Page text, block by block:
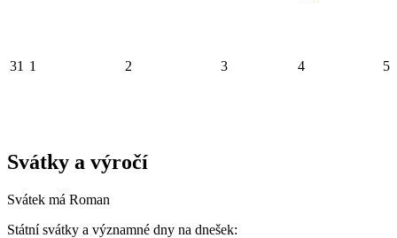
31 1 2 3 4 5
Svátky a výročí
Svátek má Roman
Státní svátky a významné dny na dnešek: